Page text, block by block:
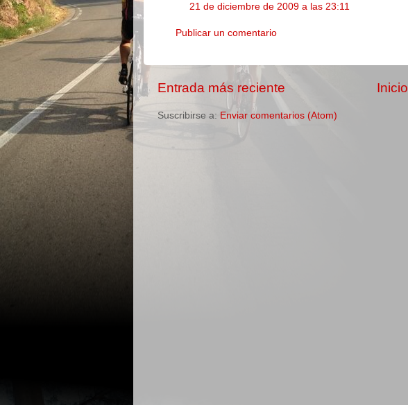
21 de diciembre de 2009 a las 23:11
Publicar un comentario
Entrada más reciente Inicio
Suscribirse a: Enviar comentarios (Atom)